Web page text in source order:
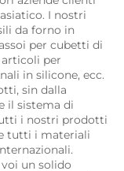
I nostri
da forno in
per cubetti di
per
in silicone, ecc.
sin dalla
il sistema di
i nostri prodotti
tutti i materiali
un solido